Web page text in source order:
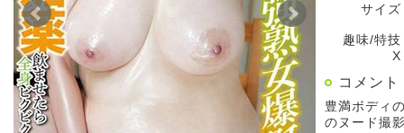
サイズ
趣味/特技
X
コメント
豊満ボディ
のヌード撮